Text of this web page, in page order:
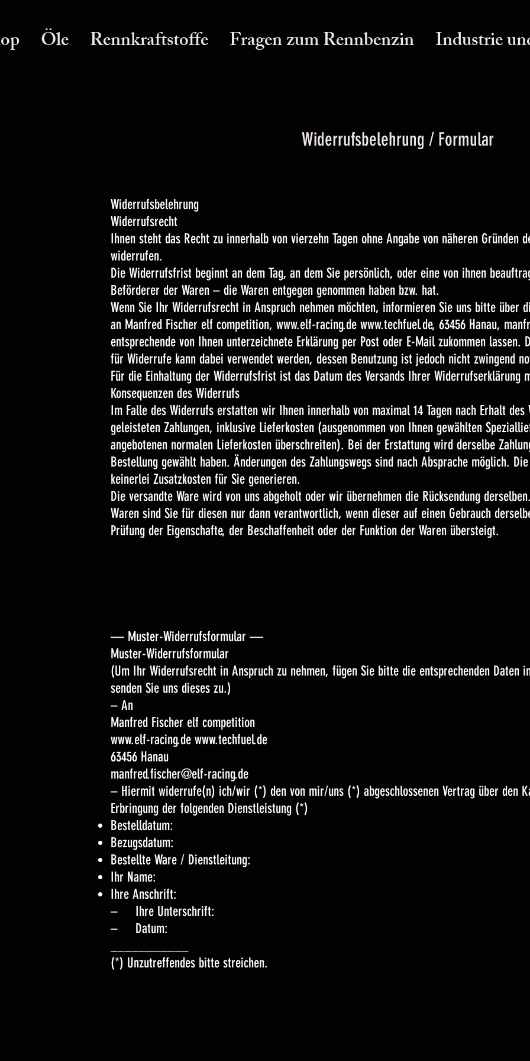
Öle Rennkraftstoffe Fragen zum Rennbenzin Industrie
Widerrufsbelehrung / Formular
Widerrufsbelehrung
Widerrufsrecht
Ihnen steht das Recht zu innerhalb von vierzehn Tagen ohne Angabe von näheren Gründen
widerrufen.
Die Widerrufsfrist beginnt an dem Tag, an dem Sie persönlich, oder eine von ihnen
Beförderer der Waren – die Waren entgegen genommen haben bzw. hat.
Wenn Sie Ihr Widerrufsrecht in Anspruch nehmen möchten, informieren Sie uns bitte über
an Manfred Fischer elf competition, www.elf-racing.de www.techfuel.de, 63456 Hanau,
entsprechende von Ihnen unterzeichnete Erklärung per Post oder E-Mail zukommen
für Widerrufe kann dabei verwendet werden, dessen Benutzung ist jedoch nicht zwingend
Für die Einhaltung der Widerrufsfrist ist das Datum des Versands Ihrer Widerrufserklärung
Konsequenzen des Widerrufs
Im Falle des Widerrufs erstatten wir Ihnen innerhalb von maximal 14 Tagen nach Erhalt
geleisteten Zahlungen, inklusive Lieferkosten (ausgenommen von Ihnen gewählten
angebotenen normalen Lieferkosten überschreiten). Bei der Erstattung wird derselbe
Bestellung gewählt haben. Änderungen des Zahlungswegs sind nach Absprache möglich.
keinerlei Zusatzkosten für Sie generieren.
Die versandte Ware wird von uns abgeholt oder wir übernehmen die Rücksendung
Waren sind Sie für diesen nur dann verantwortlich, wenn dieser auf einen Gebrauch
Prüfung der Eigenschafte, der Beschaffenheit oder der Funktion der Waren übersteigt.
— Muster-Widerrufsformular —
Muster-Widerrufsformular
(Um Ihr Widerrufsrecht in Anspruch zu nehmen, fügen Sie bitte die entsprechenden Daten
senden Sie uns dieses zu.)
– An
Manfred Fischer elf competition
www.elf-racing.de www.techfuel.de
63456 Hanau
manfred.fischer@elf-racing.de
– Hiermit widerrufe(n) ich/wir (*) den von mir/uns (*) abgeschlossenen Vertrag über den
Erbringung der folgenden Dienstleistung (*)
Bestelldatum:
Bezugsdatum:
Bestellte Ware / Dienstleitung:
Ihr Name:
Ihre Anschrift:
– Ihre Unterschrift:
– Datum:
(*) Unzutreffendes bitte streichen.